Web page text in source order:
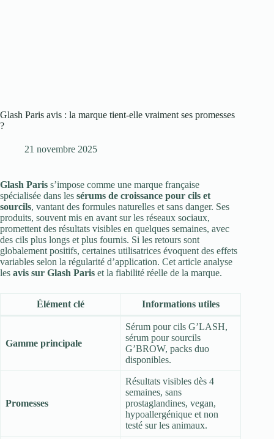
Glash Paris avis : la marque tient-elle vraiment ses promesses
?
21 novembre 2025
Glash Paris s’impose comme une marque française
spécialisée dans les sérums de croissance pour cils et
sourcils, vantant des formules naturelles et sans danger. Ses
produits, souvent mis en avant sur les réseaux sociaux,
promettent des résultats visibles en quelques semaines, avec
des cils plus longs et plus fournis. Si les retours sont
globalement positifs, certaines utilisatrices évoquent des effets
variables selon la régularité d’application. Cet article analyse
les avis sur Glash Paris et la fiabilité réelle de la marque.
Élément clé Informations utiles
Gamme principale
Sérum pour cils G’LASH,
sérum pour sourcils
G’BROW, packs duo
disponibles.
Promesses
Résultats visibles dès 4
semaines, sans
prostaglandines, vegan,
hypoallergénique et non
testé sur les animaux.